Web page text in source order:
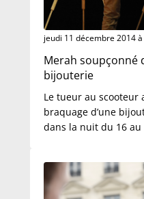
jeudi 11 décembre 2014
Merah soupçonné
bijouterie
Le tueur au
braquage d’une
dans la nuit du 16 au